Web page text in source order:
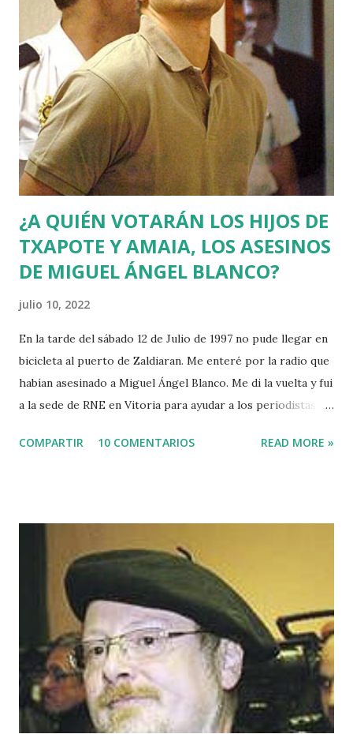
¿A QUIÉN VOTARÁN LOS HIJOS DE
TXAPOTE Y AMAIA, LOS ASESINOS
DE MIGUEL ÁNGEL BLANCO?
julio 10, 2022
En la tarde del sábado 12 de Julio de 1997 no pude llegar en
bicicleta al puerto de Zaldiaran. Me enteré por la radio que
habían asesinado a Miguel Ángel Blanco. Me di la vuelta y fui
a la sede de RNE en Vitoria para ayudar a los periodistas
pudiera ocurrir después de que se cumpliera el plazo de 48
Batasuna, Rufi Etxeberria, que hasta el año pasado fue
dirigente de Sortu. Tras aquel vil secuestro, las calles de
Euskadi dejaron de ser dominadas por ETA y su entorno
político. Nadie recuerda en Bilbao una manifestación mayor
que la que había pedido la liberación de Miguel Angel
Blanco horas antes de su asesinato: concentró a más de
medio millón de personas. Fuimos muchos los que
descubrimos que l...
COMPARTIR 10 COMENTARIOS READ MORE »